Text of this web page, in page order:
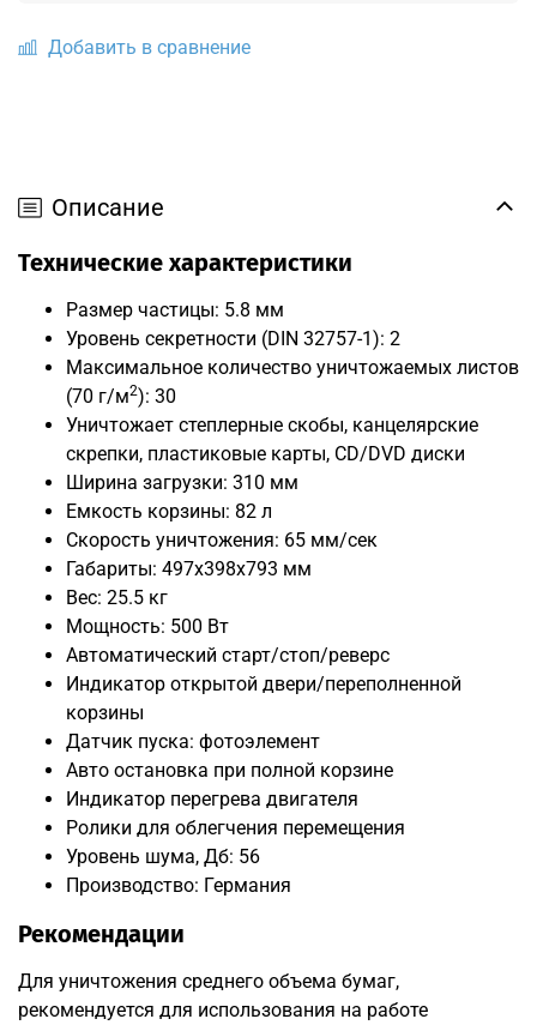
Добавить в сравнение
Описание
Технические характеристики
Размер частицы: 5.8 мм
Уровень секретности (DIN 32757-1): 2
Максимальное количество уничтожаемых листов
(70 г/м2): 30
Уничтожает степлерные скобы, канцелярские
скрепки, пластиковые карты, CD/DVD диски
Ширина загрузки: 310 мм
Емкость корзины: 82 л
Скорость уничтожения: 65 мм/сек
Габариты: 497x398x793 мм
Вес: 25.5 кг
Мощность: 500 Вт
Автоматический старт/стоп/реверс
Индикатор открытой двери/переполненной
корзины
Датчик пуска: фотоэлемент
Авто остановка при полной корзине
Индикатор перегрева двигателя
Ролики для облегчения перемещения
Уровень шума, Дб: 56
Производство: Германия
Рекомендации
Для уничтожения среднего объема бумаг,
рекомендуется для использования на работе